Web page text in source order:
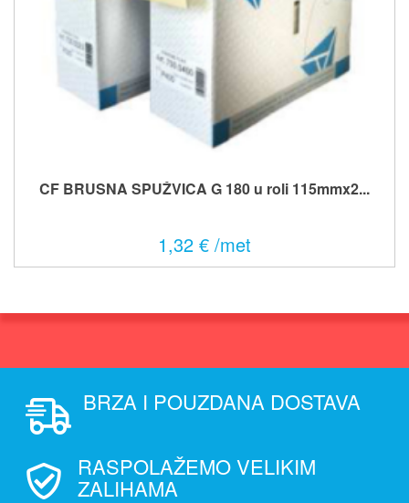
CF BRUSNA SPUŽVICA G 180 u roli 115mmx2...
1,32 € /met
BRZA I POUZDANA DOSTAVA
RASPOLAŽEMO VELIKIM
ZALIHAMA